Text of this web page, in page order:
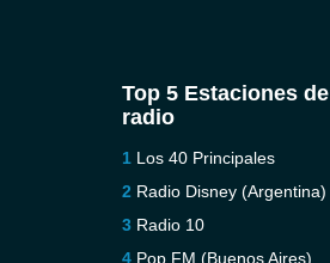
Top 5 Estaciones de
radio
Los 40 Principales
Radio Disney (Argentina)
Radio 10
Pop FM (Buenos Aires)